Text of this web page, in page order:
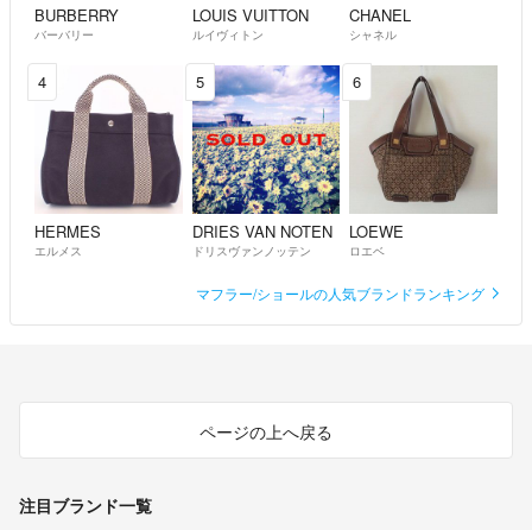
BURBERRY
バーバリー
LOUIS VUITTON
ルイヴィトン
CHANEL
シャネル
4
HERMES
エルメス
5
DRIES VAN NOTEN
ドリスヴァンノッテン
6
LOEWE
ロエベ
マフラー/ショールの人気ブランドランキング
ページの上へ戻る
注目ブランド一覧